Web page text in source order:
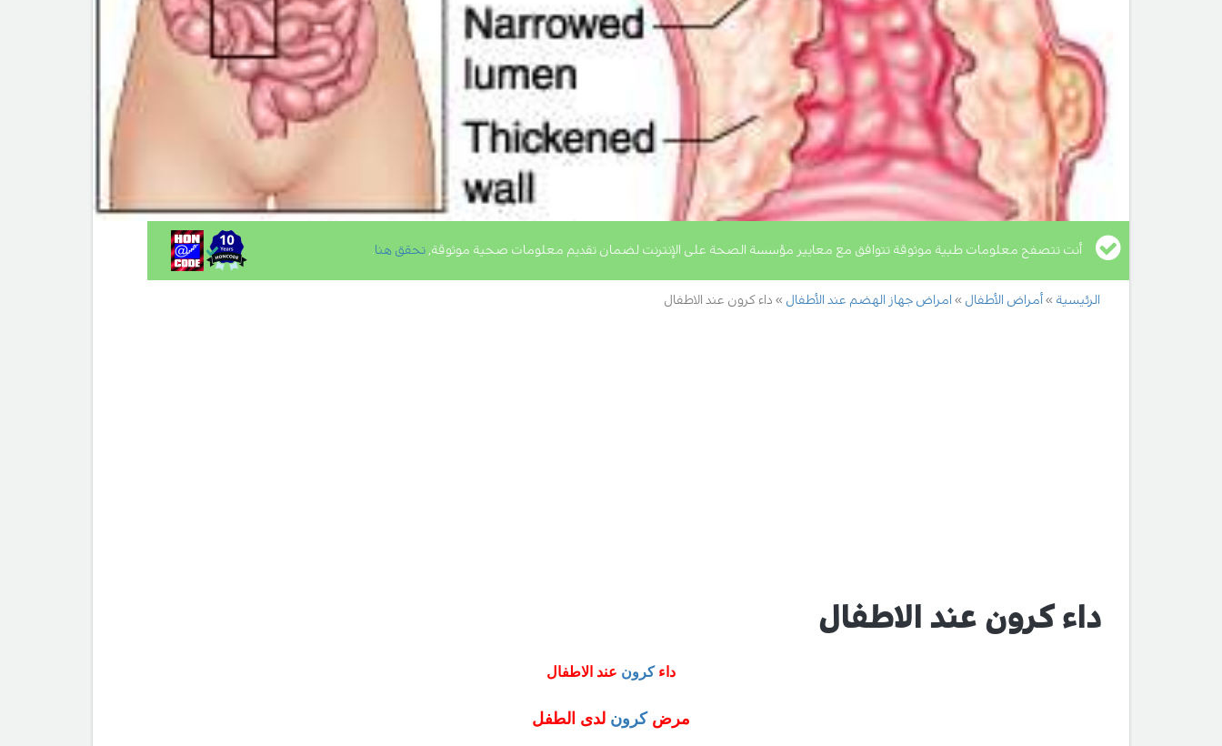
أنت تتصفح معلومات طبية موثوقة تتوافق مع معايير مؤسسة الصحة على الإنترنت لضمان تقديم معلومات صحية موثوقة, تحقق هنا.
الرئيسية أمراض الأطفال امراض جهاز الهضم عند الأطفال داء كرون عند الاطفال
داء كرون عند الاطفال
داءكرون عند الاطفال
مرضكرون لدى الطفل